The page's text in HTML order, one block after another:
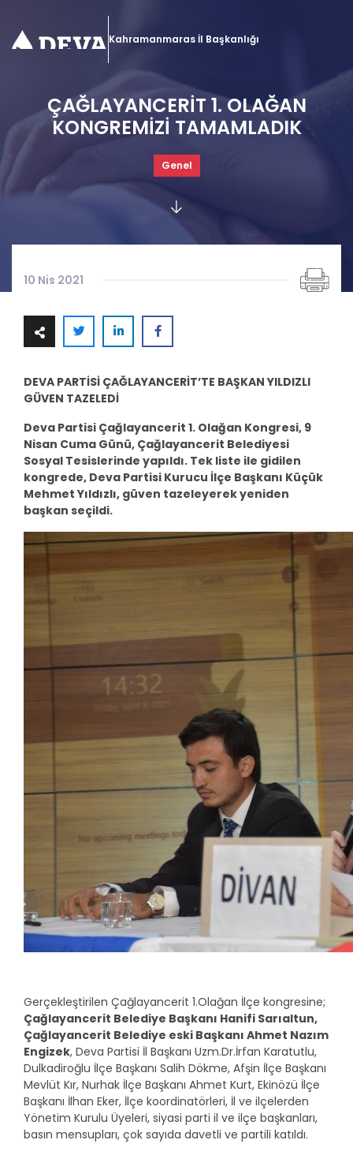
Kahramanmaras İl Başkanlığı
ÇAĞLAYANCERİT 1. OLAĞAN
KONGREMİZİ TAMAMLADIK
Genel
10 Nis 2021
DEVA PARTİSİ ÇAĞLAYANCERİT’TE BAŞKAN YILDIZLI
GÜVEN TAZELEDİ
Deva Partisi Çağlayancerit 1. Olağan Kongresi, 9
Nisan Cuma Günü, Çağlayancerit Belediyesi
Sosyal Tesislerinde yapıldı. Tek liste ile gidilen
kongrede, Deva Partisi Kurucu İlçe Başkanı Küçük
Mehmet Yıldızlı, güven tazeleyerek yeniden
başkan seçildi.
Gerçekleştirilen Çağlayancerit 1.Olağan İlçe kongresine;
Çağlayancerit Belediye Başkanı Hanifi Sarıaltun,
Çağlayancerit Belediye eski Başkanı Ahmet Nazım
Engizek, Deva Partisi İl Başkanı Uzm.Dr.İrfan Karatutlu,
Dulkadiroğlu İlçe Başkanı Salih Dökme, Afşin İlçe Başkanı
Mevlüt Kır, Nurhak İlçe Başkanı Ahmet Kurt, Ekinözü İlçe
Başkanı İlhan Eker, İlçe koordinatörleri, İl ve ilçelerden
Yönetim Kurulu Üyeleri, siyasi parti il ve ilçe başkanları,
basın mensupları, çok sayıda davetli ve partili katıldı.